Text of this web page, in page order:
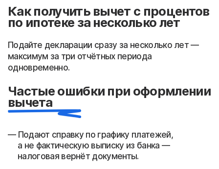
Как получить вычет с процентов
по ипотеке за несколько лет
Подайте декларации сразу за несколько лет —
максимум за три отчётных периода
одновременно.
Частые ошибки при оформлении
вычета
Подают справку по графику платежей,
а не фактическую выписку из банка —
налоговая вернёт документы.